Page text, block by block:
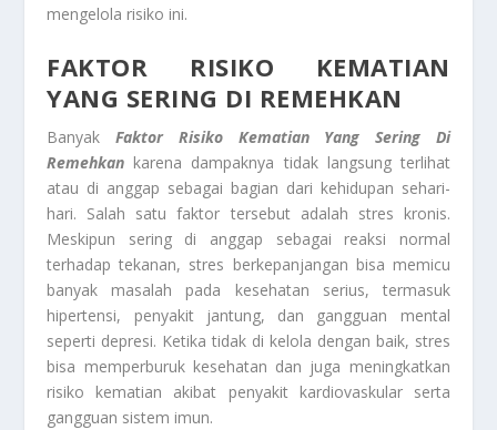
mengelola risiko ini.
FAKTOR RISIKO KEMATIAN
YANG SERING DI REMEHKAN
BanyakFaktor Risiko Kematian Yang Sering Di
Remehkan karena dampaknya tidak langsung terlihat
atau di anggap sebagai bagian dari kehidupan sehari-
hari. Salah satu faktor tersebut adalah stres kronis.
Meskipun sering di anggap sebagai reaksi normal
terhadap tekanan, stres berkepanjangan bisa memicu
banyak masalah pada kesehatan serius, termasuk
hipertensi, penyakit jantung, dan gangguan mental
seperti depresi. Ketika tidak di kelola dengan baik, stres
bisa memperburuk kesehatan dan juga meningkatkan
risiko kematian akibat penyakit kardiovaskular serta
gangguan sistem imun.